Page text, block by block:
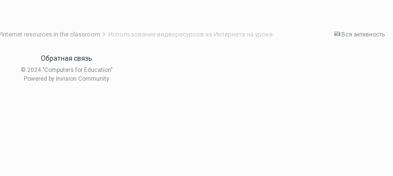
Вся активность
resources in the classroom Использование видеоресурсов из Интернета на уроке
Обратная связь
© 2024 "Computers for Education"
Powered by Invision Community